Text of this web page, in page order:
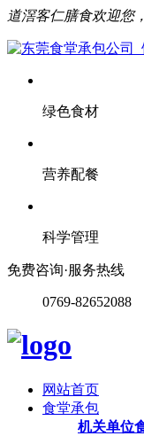
道滘客仁膳食欢迎您
绿色食材
营养配餐
科学管理
免费咨询·服务热线
0769-82652088
网站首页
食堂承包
机关单位